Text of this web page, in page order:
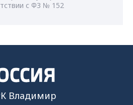
с ФЗ № 152
Владимир